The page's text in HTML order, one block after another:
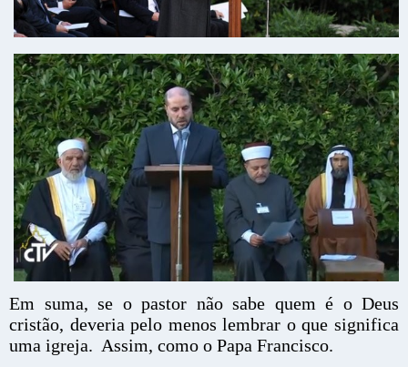
Em suma, se o pastor não sabe quem é o Deus
cristão, deveria pelo menos lembrar o que significa
uma igreja. Assim, como o Papa Francisco.